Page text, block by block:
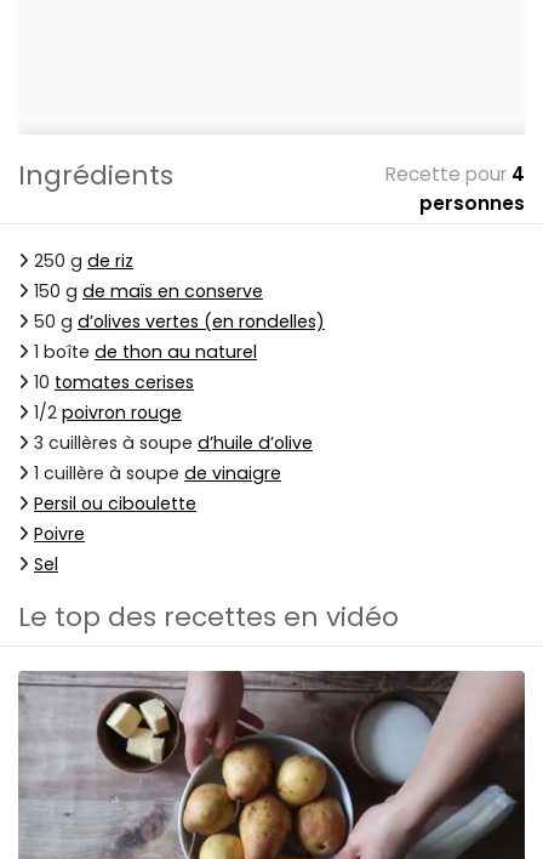
Ingrédients Recette pour 4
personnes
250 g de riz
150 g de maïs en conserve
50 g d’olives vertes (en rondelles)
1 boîte de thon au naturel
10 tomates cerises
1/2 poivron rouge
3 cuillères à soupe d’huile d’olive
1 cuillère à soupe de vinaigre
Persil ou ciboulette
Poivre
Sel
Le top des recettes en vidéo